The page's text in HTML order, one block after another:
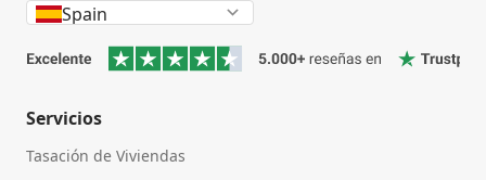
Spain
Servicios
Tasación de Viviendas